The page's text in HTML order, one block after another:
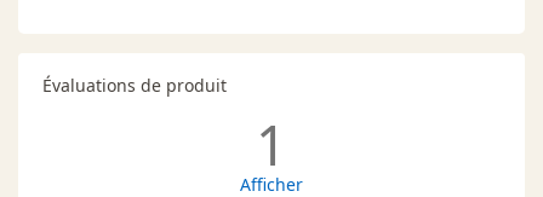
Évaluations de produit
1
Afficher